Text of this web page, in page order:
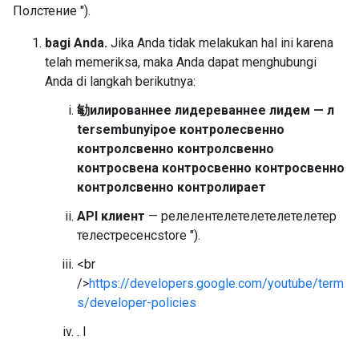
Полстение ").
bagi Anda. Jika Anda tidak melakukan hal ini karena
telah memeriksa, maka Anda dapat menghubungi
Anda di langkah berikutnya:
勄илированнее лидереваннее лидем — л
tersembunyiрое контролесвенно
контролсвенно контролсвенно
контросвена контросвенно контросвенно
контролсвенно контролирает
API клиент — релелентелетелетелетелетер
телестресенсstore ").
<br
/>https://developers.google.com/youtube/term
s/developer-policies
. l